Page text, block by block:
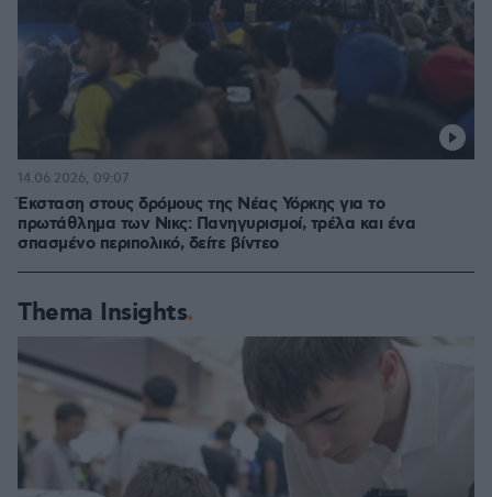
Έκσταση στους δρόμους της Νέας Υόρκης για το
πρωτάθλημα των Νικς: Πανηγυρισμοί, τρέλα και ένα
σπασμένο περιπολικό, δείτε βίντεο
14.06.2026, 09:07
Thema Insights